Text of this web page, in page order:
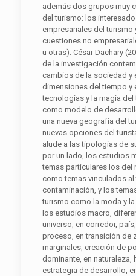
además dos grupos muy
del turismo: los
empresariales del turismo
cuestiones no
u otras). César Dachary
de la investigación
cambios de la sociedad y
dimensiones del tiempo y
tecnologías y la magia del
como modelo de
una nueva geografía del
nuevas opciones del
alude a las tipologías de
por un lado, los estudios
temas particulares los del
como temas vinculados
contaminación, y los
turismo como la moda y
los estudios macro,
universo, en corredor,
proceso, en transición de
marginales, creación de
dominante, en naturaleza,
estrategia de desarrollo,